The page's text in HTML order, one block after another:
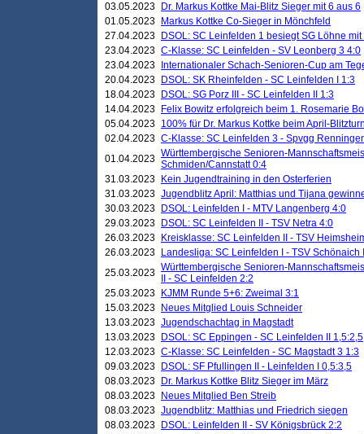
03.05.2023
Dr. Markus Kottke Mai-Blitz Sieger mit 6 aus 6
01.05.2023
Markus Kottke Co-Sieger in Mönchfeld
27.04.2023
DSOL: SC Leinfelden 1 besiegt SG Löhne mit
23.04.2023 C-Klasse: SC Leinfelden - SV Leonberg 3 4:0
23.04.2023
Internationaler Schach-Senioren-Cup am
20.04.2023
DSOL: SK Rheinfelden - SC Leinfelden I 1:3
18.04.2023
DSOL: SG Porz III - SC Leinfelden II 1:3
14.04.2023
Felix Bowitz erfolgreich beim 1. Rosemarie
05.04.2023 100% für Dr. Markus Kottke beim April-
02.04.2023 C-Klasse: SC Leinfelden 3 - Spvgg
01.04.2023 Württembergische Senioren-
Schmiden/Cannstatt 0:4
31.03.2023
Kein Jugendtraining in den Osterferien
31.03.2023 Jugendblitz April: Matthias und Tijana
30.03.2023
DSOL: Leinfelden I - MTV Langenberg 4:0
29.03.2023
DSOL: SC Leinfelden II - TSV Netra 4:0
26.03.2023
Kreisklasse: SC Leinfelden II - TSV
26.03.2023
Landesliga: SC Leinfelden I - TSV Schönaich
25.03.2023 Württembergische Senioren-
II - SC Leinfelden 2:2
25.03.2023
KJMM Runde 5+6: Zweimal 3:1
15.03.2023
Neues Mitglied Louis Schneider
13.03.2023 Jugendschachtag in Magstadt
13.03.2023
DSOL: SC Eppingen - SC Leinfelden II 1,5:2,5
12.03.2023 C-Klasse: SC Leinfelden - SC Magstadt 3 1:3
09.03.2023
DSOL: SF Pfullingen II - Leinfelden I 0,5:3,5
08.03.2023
Dr. Markus Kottke Blitz Sieger im März
08.03.2023
Neues Mitglied Ben Streib
08.03.2023 Jugendblitz: Matthias und Friedrich siegen
08.03.2023
DSOL: Leinfelden II - SV Königsbrück 2:2